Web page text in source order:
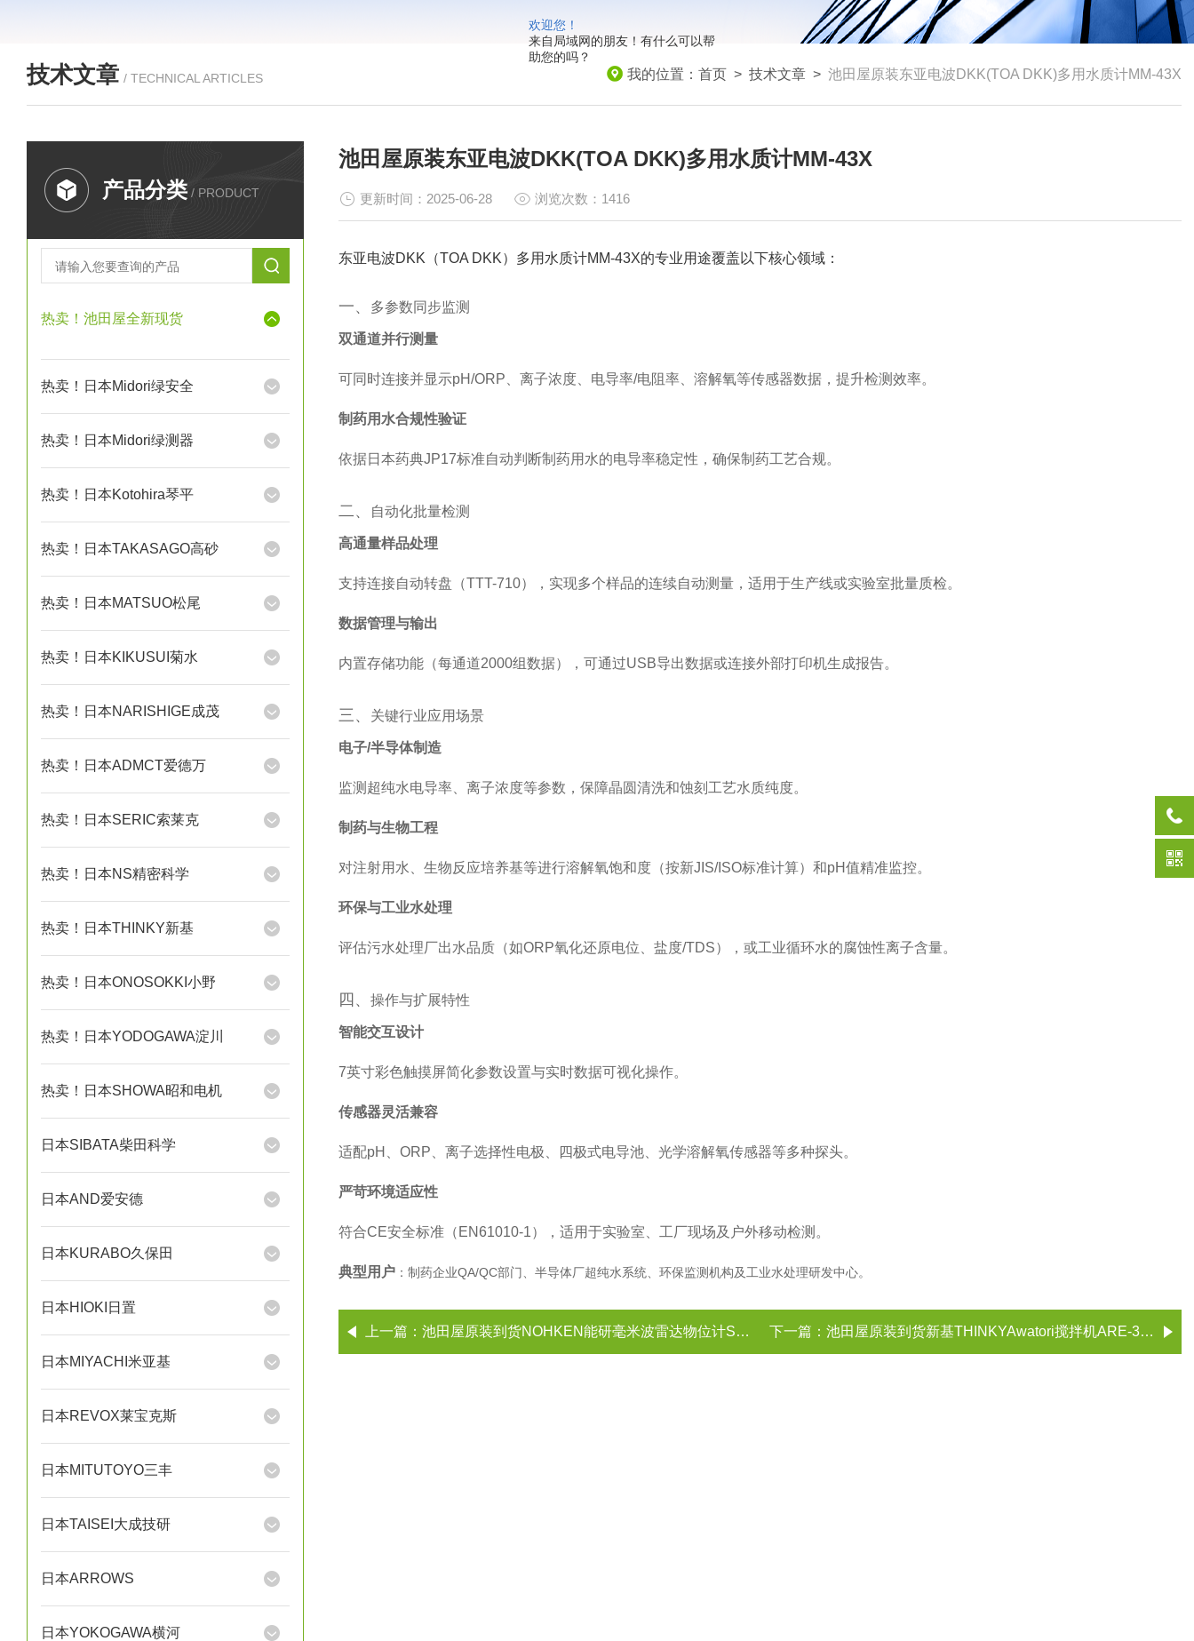
欢迎您！
来自局域网的朋友！有什么可以帮
助您的吗？
技术文章 / TECHNICAL ARTICLES 我的位置： 首页 > 技术文章 > 池田屋原装东亚电波DKK(TOA DKK)多用水质计MM-43X
产品分类 / PRODUCT
热卖！池田屋全新现货
热卖！日本Midori绿安全
热卖！日本Midori绿测器
热卖！日本Kotohira琴平
热卖！日本TAKASAGO高砂
热卖！日本MATSUO松尾
热卖！日本KIKUSUI菊水
热卖！日本NARISHIGE成茂
热卖！日本ADMCT爱德万
热卖！日本SERIC索莱克
热卖！日本NS精密科学
热卖！日本THINKY新基
热卖！日本ONOSOKKI小野
热卖！日本YODOGAWA淀川
热卖！日本SHOWA昭和电机
日本SIBATA柴田科学
日本AND爱安德
日本KURABO久保田
日本HIOKI日置
日本MIYACHI米亚基
日本REVOX莱宝克斯
日本MITUTOYO三丰
日本TAISEI大成技研
日本ARROWS
日本YOKOGAWA横河
池田屋原装东亚电波DKK(TOA DKK)多用水质计MM-43X
更新时间：2025-06-28 浏览次数：1416
东亚电波DKK（TOA DKK）多用水质计MM-43X的专业用途覆盖以下核心领域：
一、‌ 多参数同步监测
双通道并行测量
可同时连接并显示pH/ORP、离子浓度、电导率/电阻率、溶解氧等传感器数据，提升检测效率。
制药用水合规性验证
依据日本药典JP17标准自动判断制药用水的电导率稳定性，确保制药工艺合规。
二、‌ 自动化批量检测
高通量样品处理
支持连接自动转盘（TTT-710），实现多个样品的连续自动测量，适用于生产线或实验室批量质检。
数据管理与输出
内置存储功能（每通道2000组数据），可通过USB导出数据或连接外部打印机生成报告。
三、‌ 关键行业应用场景
电子/半导体制造
监测超纯水电导率、离子浓度等参数，保障晶圆清洗和蚀刻工艺水质纯度。
制药与生物工程
对注射用水、生物反应培养基等进行溶解氧饱和度（按新JIS/ISO标准计算）和pH值精准监控。
环保与工业水处理
评估污水处理厂出水品质（如ORP氧化还原电位、盐度/TDS），或工业循环水的腐蚀性离子含量。
四、‌ 操作与扩展特性
智能交互设计
7英寸彩色触摸屏简化参数设置与实时数据可视化操作。
传感器灵活兼容
适配pH、ORP、离子选择性电极、四极式电导池、光学溶解氧传感器等多种探头。
严苛环境适应性
符合CE安全标准（EN61010-1），适用于实验室、工厂现场及户外移动检测。
典型用户 ‌：制药企业QA/QC部门、半导体厂超纯水系统、环保监测机构及工业水处理研发中心。
上一篇： 池田屋原装到货NOHKEN能研毫米波雷达物位计SLR150X 下一篇： 池田屋原装到货新基THINKYAwatori搅拌机ARE-312